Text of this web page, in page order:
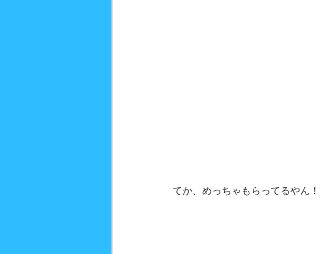
てか、めっちゃもらってるやん！